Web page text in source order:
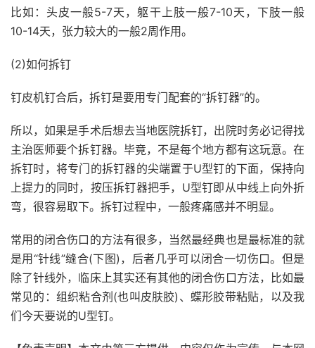
比如：头皮一般5-7天，躯干上肢一般7-10天，下肢一般
10-14天，张力较大的一般2周作用。
(2)如何拆钉
钉皮机钉合后，拆钉是要用专门配套的“拆钉器”的。
所以，如果是手术后想去当地医院拆钉，出院时务必记得找
主治医师要个拆钉器。毕竟，不是每个地方都有这玩意。在
拆钉时，将专门的拆钉器的尖端置于U型钉的下面，保持向
上提力的同时，按压拆钉器把手，U型钉即从中线上向外折
弯，很容易取下。拆钉过程中，一般疼痛感并不明显。
常用的闭合伤口的方法有很多，当然最经典也是最标准的就
是用“针线”缝合(下图)，后者几乎可以闭合一切伤口。但是
除了针线外，临床上其实还有其他的闭合伤口方法，比如最
常见的：组织粘合剂(也叫皮肤胶)、蝶形胶带粘贴，以及我
们今天要说的U型钉。